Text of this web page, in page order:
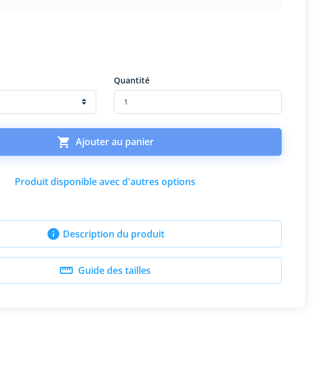
Quantité
 Ajouter au panier
Produit disponible avec d'autres options
 Description du produit
 Guide des tailles